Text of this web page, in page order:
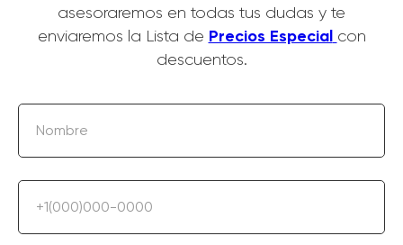
asesoraremos en todas tus dudas y te
enviaremos la Lista de Precios Especial con
descuentos.
Nombre
+1(000)000-0000